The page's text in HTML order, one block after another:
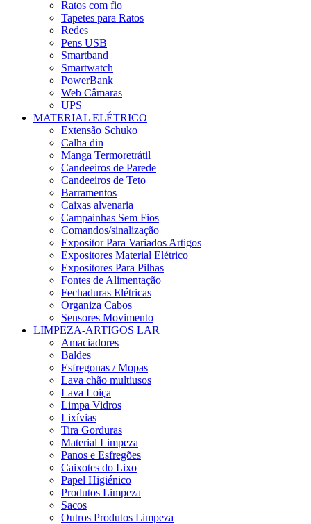
Ratos com fio
Tapetes para Ratos
Redes
Pens USB
Smartband
Smartwatch
PowerBank
Web Câmaras
UPS
MATERIAL ELÉTRICO
Extensão Schuko
Calha din
Manga Termoretrátil
Candeeiros de Parede
Candeeiros de Teto
Barramentos
Caixas alvenaria
Campainhas Sem Fios
Comandos/sinalização
Expositor Para Variados Artigos
Expositores Material Elétrico
Expositores Para Pilhas
Fontes de Alimentação
Fechaduras Elétricas
Organiza Cabos
Sensores Movimento
LIMPEZA-ARTIGOS LAR
Amaciadores
Baldes
Esfregonas / Mopas
Lava chão multiusos
Lava Loiça
Limpa Vidros
Lixívias
Tira Gorduras
Material Limpeza
Panos e Esfregões
Caixotes do Lixo
Papel Higiénico
Produtos Limpeza
Sacos
Outros Produtos Limpeza